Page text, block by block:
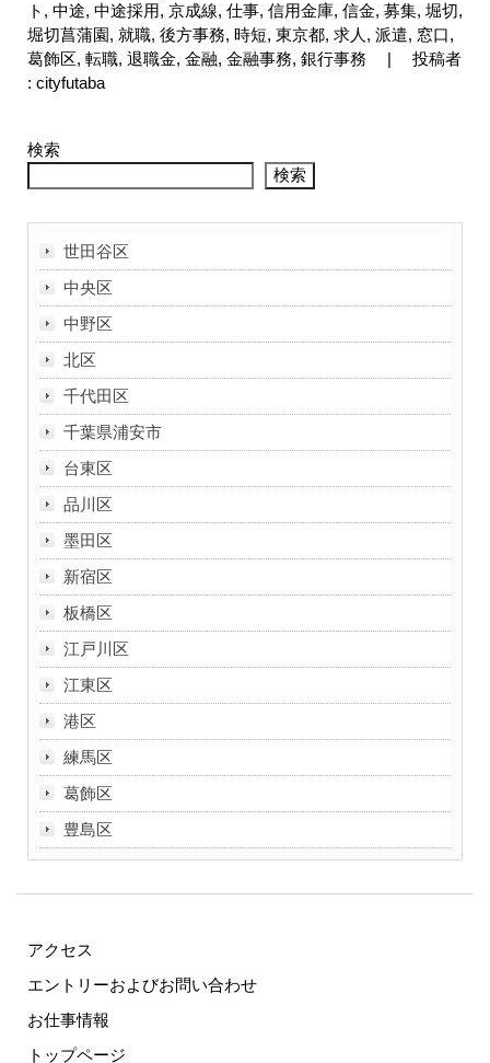
ト , 中途, 中途採用, 京成線, 仕事, 信用金庫, 信金, 募集, 堀切,
堀切菖蒲園, 就職, 後方事務, 時短, 東京都, 求人 , 派遣, 窓口,
葛飾区, 転職, 退職金, 金融, 金融事務, 銀行事務 |
投稿者
: cityfutaba
検索
検索
世田谷区
中央区
中野区
北区
千代田区
千葉県浦安市
台東区
品川区
墨田区
新宿区
板橋区
江戸川区
江東区
港区
練馬区
葛飾区
豊島区
アクセス
エントリーおよびお問い合わせ
お仕事情報
トップページ